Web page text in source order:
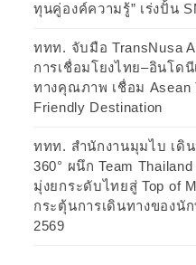
ทุนคู่องค์ความรู้” เร่งปั้น
ททท. จับมือ TransNusa
การเชื่อมโยงไทย–อินโด
ทางคุณภาพ เชื่อม Asean
Friendly Destination
ททท. สำนักงานมุมไบ เดิ
360° ผนึก Team
มุ่งยกระดับไทยสู่ Top of
กระตุ้นการเดินทางของนั
2569